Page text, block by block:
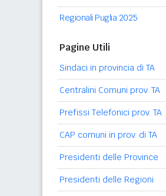
Regionali Puglia 2025
Pagine Utili
Sindaci in provincia di TA
Centralini Comuni prov. TA
Prefissi Telefonici prov. TA
CAP comuni in prov. di TA
Presidenti delle Province
Presidenti delle Regioni